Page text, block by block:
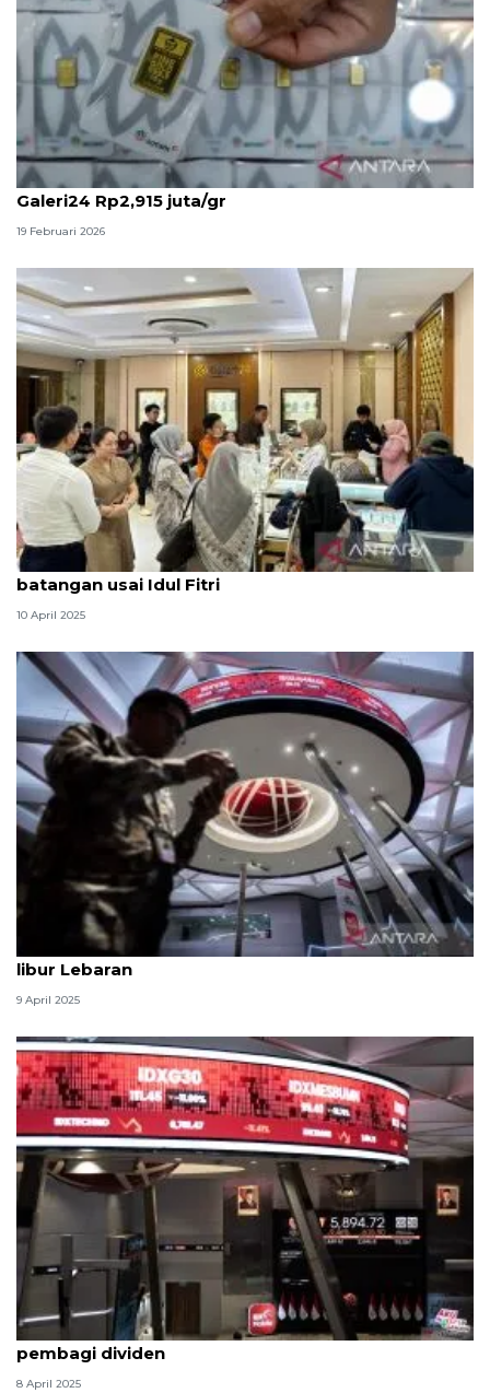
Awal Ramadhan emas UBS Rp2,929 juta/gr dan
Galeri24 Rp2,915 juta/gr
19 Februari 2026
Pegadaian sebut 75 persen pembeli pilih emas
batangan usai Idul Fitri
10 April 2025
BEI: Jumlah investor saham RI naik pesat selama
libur Lebaran
9 April 2025
IHSG turun 7,71 persen, Analis sarankan beli saham
pembagi dividen
8 April 2025